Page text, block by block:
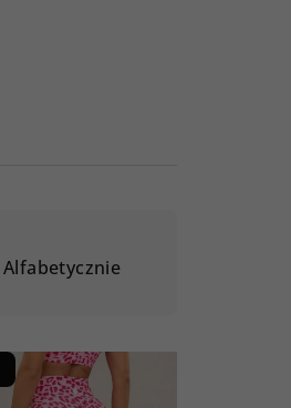
Alfabetycznie